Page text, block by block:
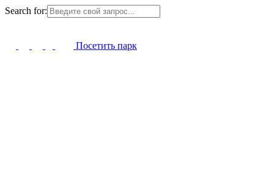
Search for:
Посетить парк